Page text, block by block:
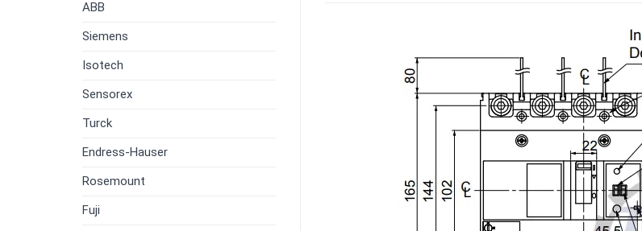
ABB
Siemens
Isotech
Sensorex
Turck
Endress-Hauser
Rosemount
Fuji